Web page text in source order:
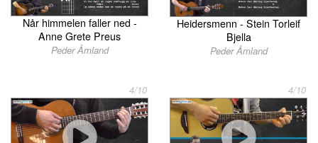
Når himmelen faller ned -
Anne Grete Preus
Peder Åmland
Heidersmenn - Stein Torleif
Bjella
Peder Åmland
4/10 4/10